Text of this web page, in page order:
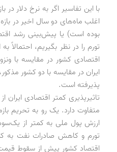
با این تفاسیر اگر به نرخ دلار در
بوده است) یا پیش‌بینی رشد
تورم را در نظر بگیریم،
اقتصادی کشور در مقایسه با
ایران در مقایسه با دو کشور
پذیرفته است.
تاثیرپذیری کمتر اقتصادی
متفاوت دارد. یک رو به تحریم
ارزش پول ملی به کمتر از
تورم و کاهش صادرات نفت به
اقتصاد کشور پیش از سقوط